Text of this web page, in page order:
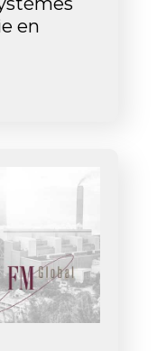
en